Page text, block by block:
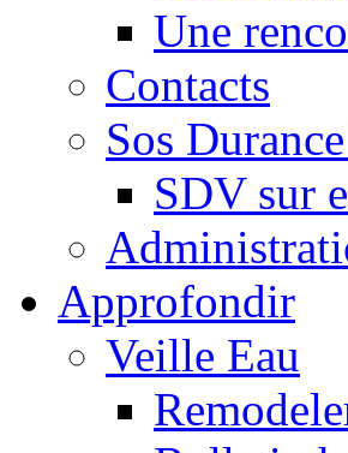
Une
Contacts
Sos
SDV sur
Approfondir
Veille Eau